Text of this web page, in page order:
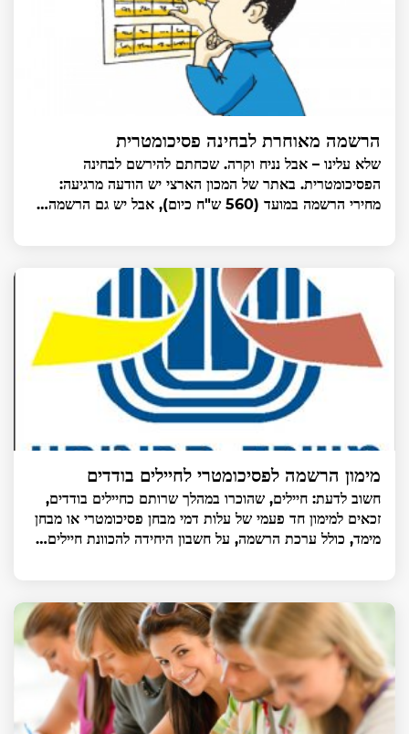
הרשמה מאוחרת לבחינה פסיכומטרית
שלא עלינו – אבל נניח וקרה. שכחתם להירשם לבחינה
הפסיכומטרית. באתר של המכון הארצי יש הודעה מרגיעה:
מחירי הרשמה במועד (560 ש"ח כיום), אבל יש גם הרשמה…
מימון הרשמה לפסיכומטרי לחיילים בודדים
חשוב לדעת: חיילים, שהוכרו במהלך שרותם כחיילים בודדים,
זכאים למימון חד פעמי של עלות דמי מבחן פסיכומטרי או מבחן
מימד, כולל ערכת הרשמה, על חשבון היחידה להכוונת חיילים…